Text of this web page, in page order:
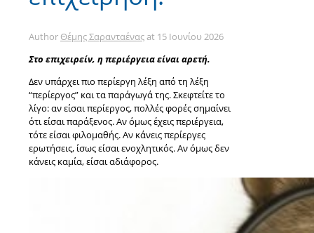
Author Θέμης Σαρανταέναςat 15 Ιουνίου 2026
Στο επιχειρείν, η περιέργεια είναι αρετή.
Δεν υπάρχει πιο περίεργη λέξη από τη λέξη
“περίεργος” και τα παράγωγά της. Σκεφτείτε το
λίγο: αν είσαι περίεργος, πολλές φορές σημαίνει
ότι είσαι παράξενος. Αν όμως έχεις περιέργεια,
τότε είσαι φιλομαθής. Αν κάνεις περίεργες
ερωτήσεις, ίσως είσαι ενοχλητικός. Αν όμως δεν
κάνεις καμία, είσαι αδιάφορος.